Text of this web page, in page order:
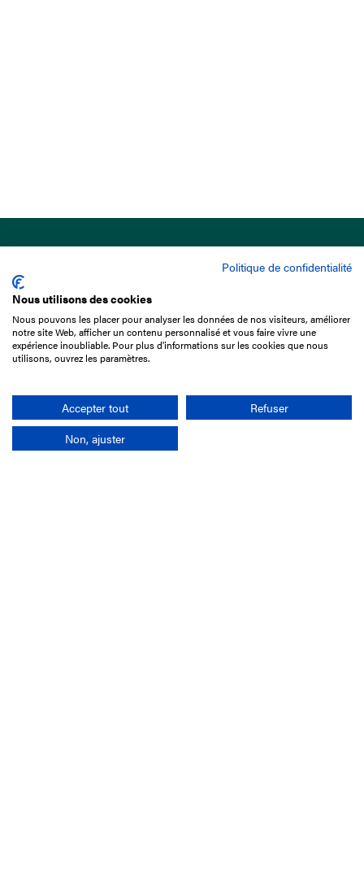
15 Boulevard de Douaumont
75017 Paris
01 49 10 20 29
Rechercher
Politique de confidentialité
Nous utilisons des cookies
Nous pouvons les placer pour analyser les données de nos visiteurs, améliorer
notre site Web, afficher un contenu personnalisé et vous faire vivre une
expérience inoubliable. Pour plus d'informations sur les cookies que nous
utilisons, ouvrez les paramètres.
Accepter tout
Refuser
Non, ajuster